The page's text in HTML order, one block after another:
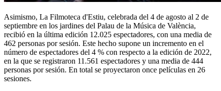
Asimismo, La Filmoteca d'Estiu, celebrada del 4 de agosto al 2 de
septiembre en los jardines del Palau de la Música de València,
recibió en la última edición 12.025 espectadores, con una media de
462 personas por sesión. Este hecho supone un incremento en el
número de espectadores del 4 % con respecto a la edición de 2022,
en la que se registraron 11.561 espectadores y una media de 444
personas por sesión. En total se proyectaron once películas en 26
sesiones.